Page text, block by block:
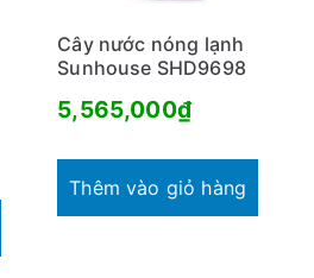
Cây nước nóng lạnh
Sunhouse SHD9698
5,565,000₫
Thêm vào giỏ hàng